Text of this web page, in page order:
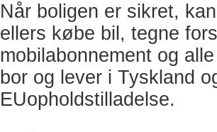
Når boligen er sikret,
ellers købe bil, tegne
mobilabonnement og
bor og lever i Tyskland
EUopholdstilladelse.